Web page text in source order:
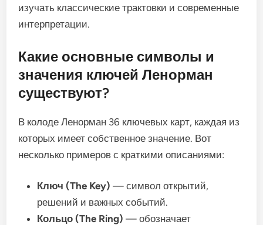
изучать классические трактовки и современные
интерпретации.
Какие основные символы и
значения ключей Ленорман
существуют?
В колоде Ленорман 36 ключевых карт, каждая из
которых имеет собственное значение. Вот
несколько примеров с краткими описаниями:
Ключ (The Key) — символ открытий,
решений и важных событий.
Кольцо (The Ring) — обозначает